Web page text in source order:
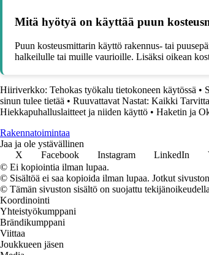
Mitä hyötyä on käyttää puun
Puun kosteusmittarin käyttö rakennus- tai
halkeilulle tai muille vaurioille. Lisäksi oikean
Hiiriverkko: Tehokas työkalu tietokoneen käytössä •
sinun tulee tietää • Ruuvattavat Nastat: Kaikki
Hiekkapuhalluslaitteet ja niiden käyttö • Haketin ja
Rakennatoimintaa
Jaa ja ole ystävällinen
X
Facebook Instagram LinkedIn
© Ei kopiointia ilman lupaa.
© Sisältöä ei saa kopioida ilman lupaa. Jotkut
© Tämän sivuston sisältö on suojattu
Koordinointi
Yhteistyökumppani
Brändikumppani
Viittaa
Joukkueen jäsen